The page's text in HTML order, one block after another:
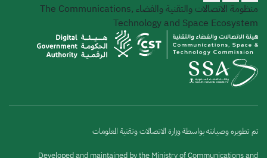
منظومة الاتصالات والتقنية والفضاء The Communications,
Technology and Space Ecosystem
تم تطويره وصيانته بواسطة وزارة الاتصالات وتقنية المعلومات
Developed and maintained by the Ministry of Communications and